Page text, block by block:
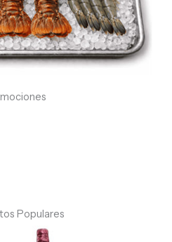
Populares